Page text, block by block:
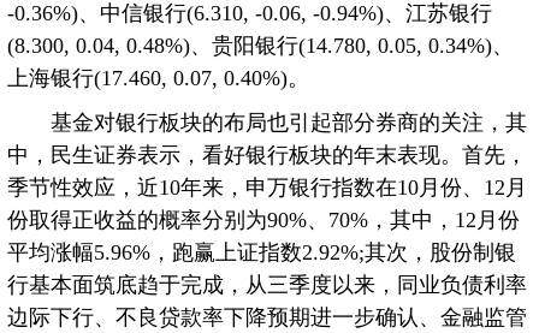
-0.36%)、中信银行(6.310, -0.06, -0.94%)、江苏银行
(8.300, 0.04, 0.48%)、贵阳银行(14.780, 0.05, 0.34%)、
上海银行(17.460, 0.07, 0.40%)。
基金对银行板块的布局也引起部分券商的关注，其
中，民生证券表示，看好银行板块的年末表现。首先，
季节性效应，近10年来，申万银行指数在10月份、12月
份取得正收益的概率分别为90%、70%，其中，12月份
平均涨幅5.96%，跑赢上证指数2.92%;其次，股份制银
行基本面筑底趋于完成，从三季度以来，同业负债利率
边际下行、不良贷款率下降预期进一步确认、金融监管